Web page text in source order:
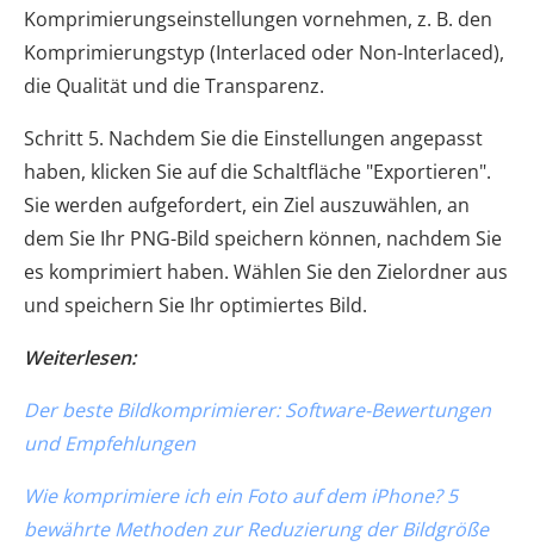
Komprimierungseinstellungen vornehmen, z. B. den
Komprimierungstyp (Interlaced oder Non-Interlaced),
die Qualität und die Transparenz.
Schritt 5. Nachdem Sie die Einstellungen angepasst
haben, klicken Sie auf die Schaltfläche "Exportieren".
Sie werden aufgefordert, ein Ziel auszuwählen, an
dem Sie Ihr PNG-Bild speichern können, nachdem Sie
es komprimiert haben. Wählen Sie den Zielordner aus
und speichern Sie Ihr optimiertes Bild.
Weiterlesen:
Der beste Bildkomprimierer: Software-Bewertungen
und Empfehlungen
Wie komprimiere ich ein Foto auf dem iPhone? 5
bewährte Methoden zur Reduzierung der Bildgröße